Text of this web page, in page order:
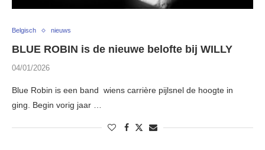
Belgisch nieuws
BLUE ROBIN is de nieuwe belofte bij WILLY
04/01/2026
Blue Robin is een band wiens carrière pijlsnel de hoogte in
ging. Begin vorig jaar …